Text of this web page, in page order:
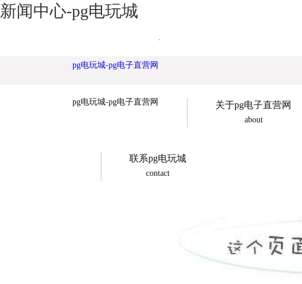
新闻中心-pg电玩城
诚展广告欢迎您
pg电玩城-pg电子直营网
pg电玩城-pg电子直营网 关于pg电子直营网
about
联系pg电玩城
contact